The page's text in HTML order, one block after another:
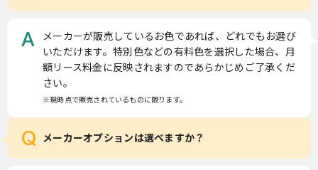
A
メーカーが販売しているお色であれば、どれでもお選び
いただけます。特別色などの有料色を選択した場合、月
額リース料金に反映されますのであらかじめご了承くだ
さい。
※現時点で販売されているものに限ります。
Q メーカーオプションは選べますか？